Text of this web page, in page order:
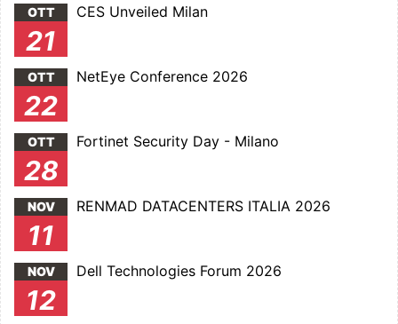
OTT
21
CES Unveiled Milan
OTT
22
NetEye Conference 2026
OTT
28
Fortinet Security Day - Milano
NOV
11
RENMAD DATACENTERS ITALIA 2026
NOV
12
Dell Technologies Forum 2026